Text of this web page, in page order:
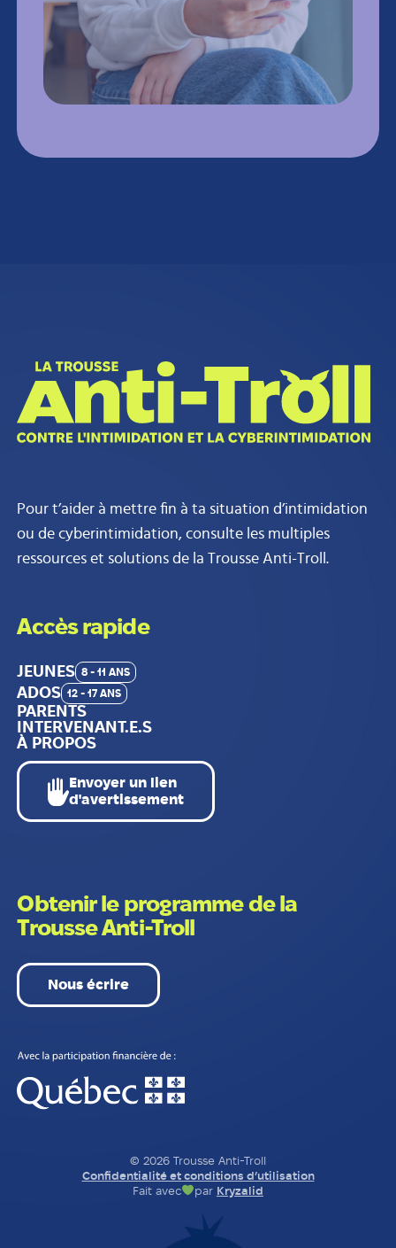
Pour t’aider à mettre fin à ta situation d’intimidation
ou de cyberintimidation, consulte les multiples
ressources et solutions de la Trousse Anti-Troll.
Accès rapide
JEUNES 8 - 11 ANS
ADOS 12 - 17 ANS
PARENTS
INTERVENANT.E.S
À PROPOS
Envoyer un lien
d'avertissement
Obtenir le programme de la
Trousse Anti-Troll
Nous écrire
© 2026 Trousse Anti-Troll
Confidentialité et conditions d’utilisation
Fait avec
par Kryzalid